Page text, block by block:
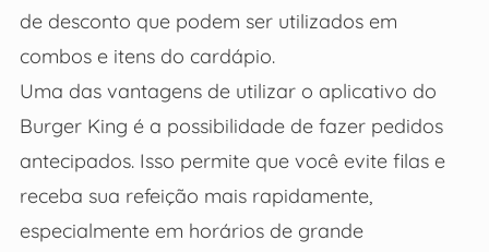
de desconto que podem ser utilizados em
combos e itens do cardápio.
Uma das vantagens de utilizar o aplicativo do
Burger King é a possibilidade de fazer pedidos
antecipados. Isso permite que você evite filas e
receba sua refeição mais rapidamente,
especialmente em horários de grande